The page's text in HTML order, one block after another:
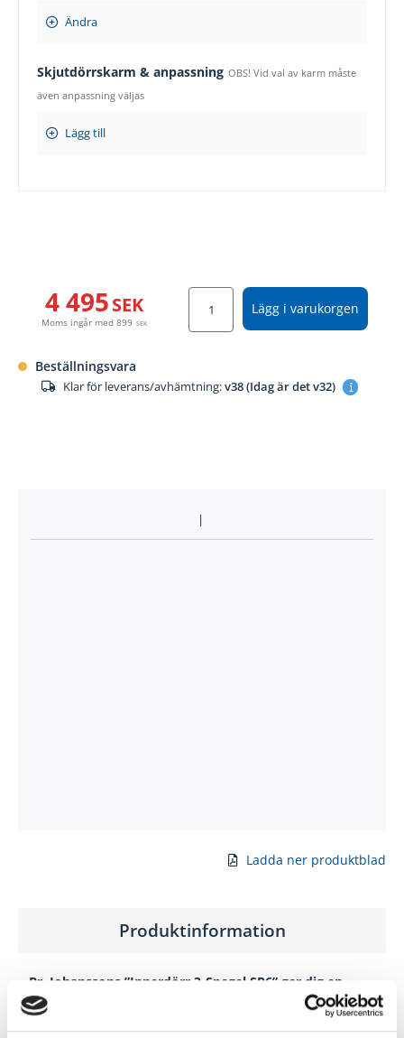
Ändra
Skjutdörrskarm & anpassning OBS! Vid val av karm måste
även anpassning väljas
Lägg till
Lägg i varukorgen
4 495SEK
Moms ingår med 899 SEK
Beställningsvara
Klar för leverans/avhämtning:v38 (Idag är det v32)
Ladda ner produktblad
Produktinformation
Br. Johanssons ”Innerdörr 3-Spegel SP6” ger dig en
glasad, målad dörr med klassiska speglar. Genom lätta